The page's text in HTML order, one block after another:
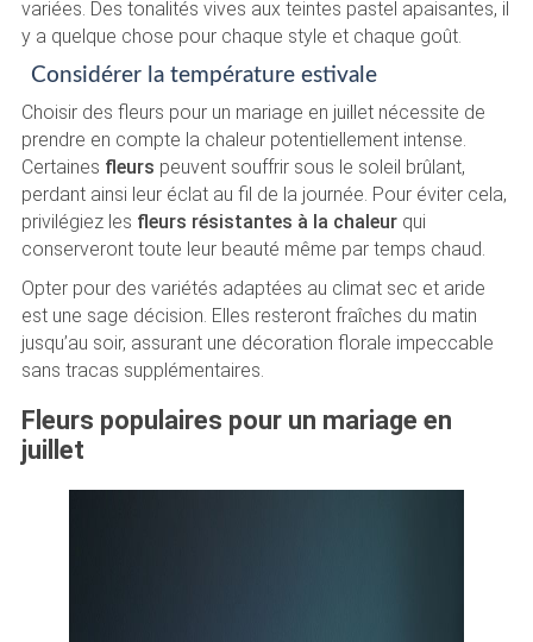
variées. Des tonalités vives aux teintes pastel apaisantes, il
y a quelque chose pour chaque style et chaque goût.
Considérer la température estivale
Choisir des fleurs pour un mariage en juillet nécessite de
prendre en compte la chaleur potentiellement intense.
Certaines fleurs peuvent souffrir sous le soleil brûlant,
perdant ainsi leur éclat au fil de la journée. Pour éviter cela,
privilégiez les fleurs résistantes à la chaleurqui
conserveront toute leur beauté même par temps chaud.
Opter pour des variétés adaptées au climat sec et aride
est une sage décision. Elles resteront fraîches du matin
jusqu’au soir, assurant une décoration florale impeccable
sans tracas supplémentaires.
Fleurs populaires pour un mariage en
juillet